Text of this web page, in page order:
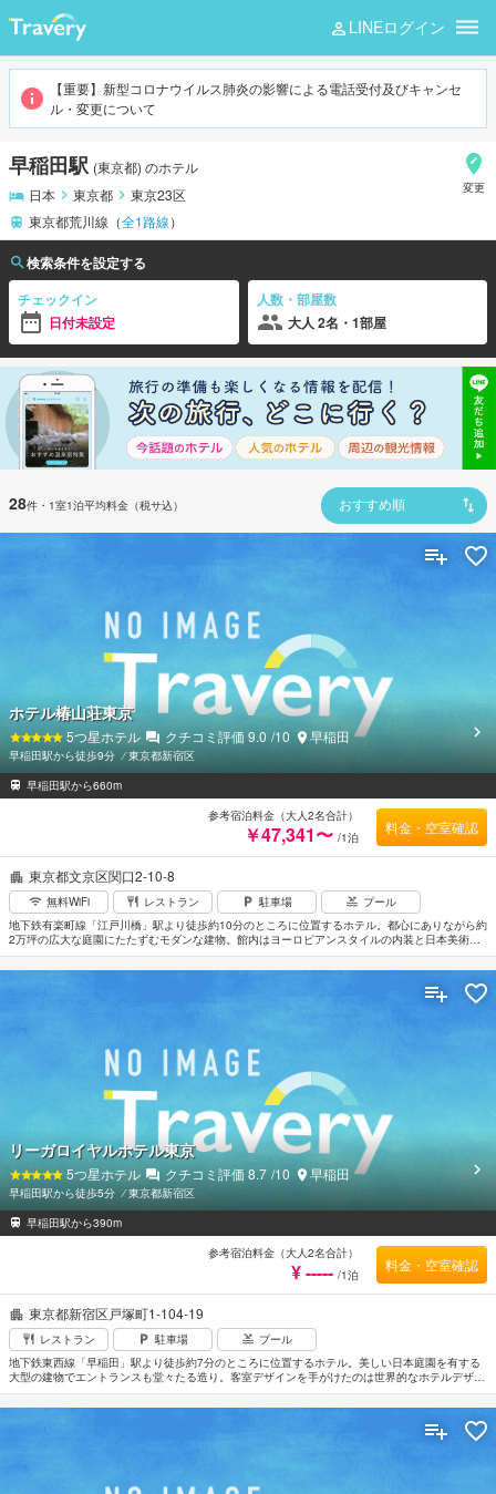
LINEログイン
【重要】新型コロナウイルス肺炎の影響による電話受付及びキャンセ
ル・変更について
早稲田駅 (東京都) のホテル
日本
東京都 東京23区 変更
東京都荒川線 （全1路線）
検索条件を設定する
チェックイン
日付未設定
人数・部屋数
大人 2名・1部屋
28件 ・1室1泊平均料金（税サ込） おすすめ順
東京都文京区関口2-10-8
無料WiFi レストラン 駐車場
プール
地下鉄有楽町線「江戸川橋」駅より徒歩約10分のところに位置するホテル。都心にありながら約
2万坪の広大な庭園にたたずむモダンな建物。館内はヨーロピアンスタイルの内装と日本美術、
最新のテクノロジーが見事に調和した優雅な空間。コーナーウィンドウを配したユニークな設計
が特徴の客室はヨーロッパの邸宅のようなエレガントなインテリアでまとめられている。羽田空
ホテル椿山荘東京
5つ星ホテル クチコミ評価9.0 /10 早稲田
早稲田駅から徒歩9分 ⁄東京都新宿区
早稲田駅から660m
参考宿泊料金（大人2名合計）
￥47,341〜 /1泊
料金・空室確認
東京都新宿区戸塚町1-104-19
レストラン 駐車場
プール
地下鉄東西線「早稲田」駅より徒歩約7分のところに位置するホテル。美しい日本庭園を有する
大型の建物でエントランスも堂々たる造り。客室デザインを手がけたのは世界的なホテルデザイ
ナー、ジョン・グラハム。オーセンティックで上品な雰囲気がエグゼクティブにも好評。全室高
速インターネット接続が可能。本格的なヘルスクラブも完備している。
リーガロイヤルホテル東京
5つ星ホテル クチコミ評価8.7 /10 早稲田
早稲田駅から徒歩5分 ⁄東京都新宿区
早稲田駅から390m
参考宿泊料金（大人2名合計）
¥ ----- /1泊
料金・空室確認